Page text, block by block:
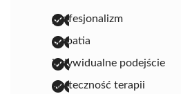
profesjonalizm
empatia
indywidualne podejście
skuteczność terapii